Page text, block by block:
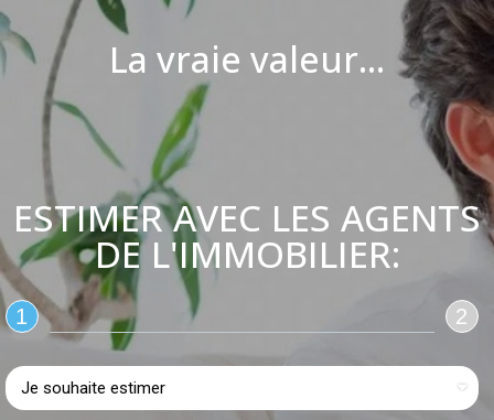
La vraie valeur...
ESTIMER AVEC LES AGENTS
DE L'IMMOBILIER:
1 2